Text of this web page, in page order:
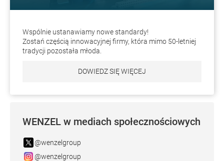
Wspólnie ustanawiamy nowe standardy!
Zostań częścią innowacyjnej firmy, która mimo 50-letniej
tradycji pozostała młoda.
DOWIEDZ SIĘ WIĘCEJ
WENZEL w mediach społecznościowych
@wenzelgroup
@wenzelgroup